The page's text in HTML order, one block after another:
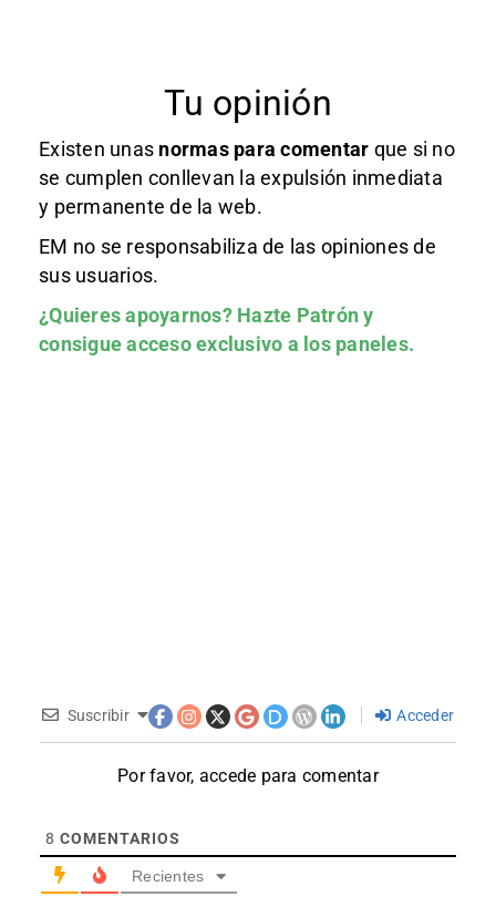
Tu opinión
Existen unas normas para comentar que si no
se cumplen conllevan la expulsión inmediata
y permanente de la web.
EM no se responsabiliza de las opiniones de
sus usuarios.
¿Quieres apoyarnos? Hazte Patróny
consigue acceso exclusivo a los paneles.
Suscribir Acceder
Por favor, accede para comentar
8 COMENTARIOS
Recientes